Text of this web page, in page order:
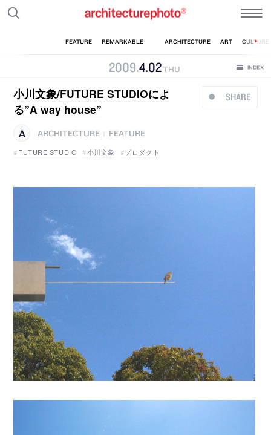
2009.4.02THU
SHARE
小川文象/FUTURE STUDIOによ
る”A way house”
ARCHITECTURE
FEATURE
FUTURE STUDIO
小川文象 プロダクト